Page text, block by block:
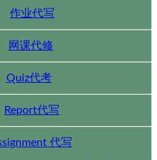
作业代写
网课代修
Quiz代考
Report代写
代写